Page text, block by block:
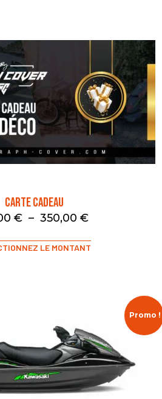
Carte Cadeau
€ – 350,00 €
LE MONTANT
Promo !